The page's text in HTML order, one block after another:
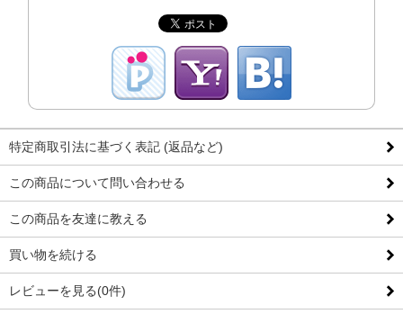
特定商取引法に基づく表記 (返品など)
この商品について問い合わせる
この商品を友達に教える
買い物を続ける
レビューを見る(0件)